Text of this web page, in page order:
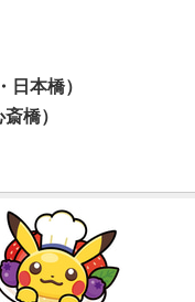
日本橋）
橋）